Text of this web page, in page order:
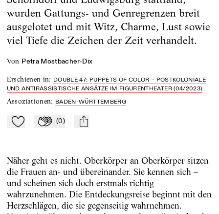
wurden Gattungs- und Genregrenzen breit
ausgelotet und mit Witz, Charme, Lust sowie
viel Tiefe die Zeichen der Zeit verhandelt.
von Petra Mostbacher-Dix
Erschienen in: DOUBLE 47: PUPPETS OF COLOR – POSTKOLONIALE
UND ANTIRASSISTISCHE ANSÄTZE IM FIGURENTHEATER (04/2023)
Assoziationen: BADEN-WÜRTTEMBERG
Zu Mein-TdZ hinzufügen
Applaudieren
(0) mail
Näher geht es nicht. Oberkörper an Oberkörper sitzen
die Frauen an- und übereinander. Sie kennen sich –
und scheinen sich doch erstmals richtig
wahrzunehmen. Die Entdeckungsreise beginnt mit den
Herzschlägen, die sie gegenseitig wahrnehmen.